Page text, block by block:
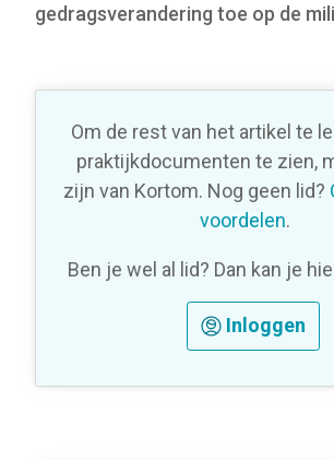
gedragsverandering toe op de
Om de rest van het artikel te
praktijkdocumenten te zien,
zijn van Kortom. Nog geen lid?
voordelen.
Ben je wel al lid? Dan kan je
Inloggen